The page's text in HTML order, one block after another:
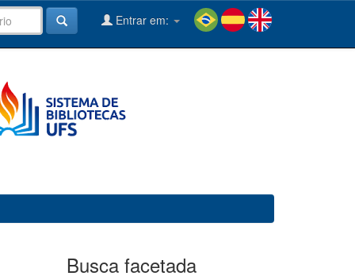
Entrar em:
Busca facetada